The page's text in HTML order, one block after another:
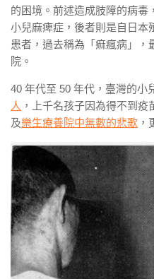
的困境。前述造成肢障的病毒
小兒麻痺症，後者則是自日本
患者，過去稱為「痲瘋病」，
院。
40 年代至 50 年代，臺灣的小
人 ，上千名孩子因為得不到
及樂生療養院中無數的悲歌 ，